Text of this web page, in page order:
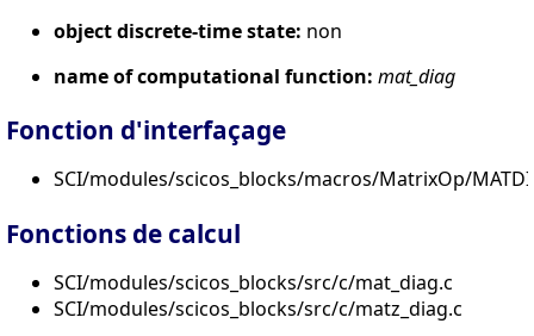
object discrete-time state: non
name of computational function: mat_diag
Fonction d'interfaçage
SCI/modules/scicos_blocks/macros/MatrixOp/
Fonctions de calcul
SCI/modules/scicos_blocks/src/c/mat_diag.c
SCI/modules/scicos_blocks/src/c/matz_diag.c